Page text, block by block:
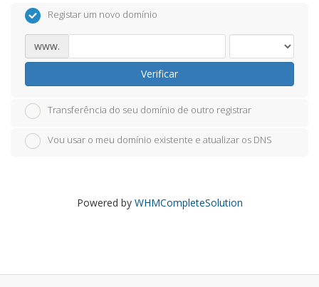
Registar um novo domínio
www.
Verificar
Transferência do seu domínio de outro registrar
Vou usar o meu domínio existente e atualizar os DNS
Powered by WHMCompleteSolution